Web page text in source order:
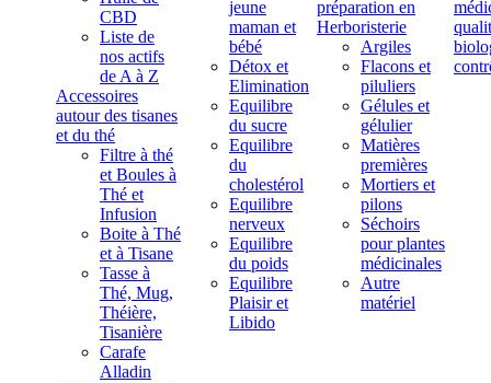
CBD
Liste de
nos actifs
de A à Z
Accessoires
autour des tisanes
et du thé
Filtre à thé
et Boules à
Thé et
Infusion
Boite à Thé
et à Tisane
Tasse à
Thé, Mug,
Théière,
Tisanière
Carafe
Alladin
jeune
maman et
bébé
Détox et
Elimination
Equilibre
du sucre
Equilibre
du
cholestérol
Equilibre
nerveux
Equilibre
du poids
Equilibre
Plaisir et
Libido
préparation en
Herboristerie
Argiles
Flacons et
piluliers
Gélules et
gélulier
Matières
premières
Mortiers et
pilons
Séchoirs
pour plantes
médicinales
Autre
matériel